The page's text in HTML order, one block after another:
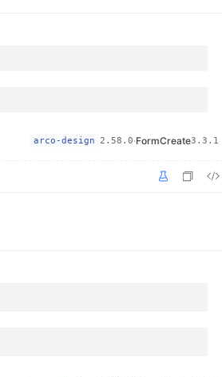
arco-design 2.58.0·FormCreate3.3.1